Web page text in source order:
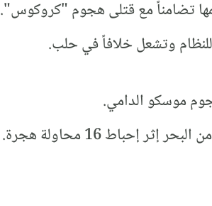
تضامناً مع قتلى هجوم "كروكوس".
وتشعل خلافاً في حلب.
موسكو الدامي.